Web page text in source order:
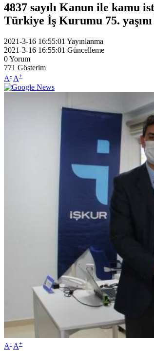
4837 sayılı Kanun ile kamu
Türkiye İş Kurumu 75.
2021-3-16 16:55:01 Yayınlanma
2021-3-16 16:55:01 Güncelleme
0Yorum
771 Gösterim
A- A+
A- A+